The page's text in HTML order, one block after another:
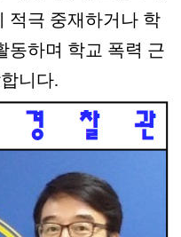
적극 중재하거나 학
동하며 학교 폭력 근
니다.